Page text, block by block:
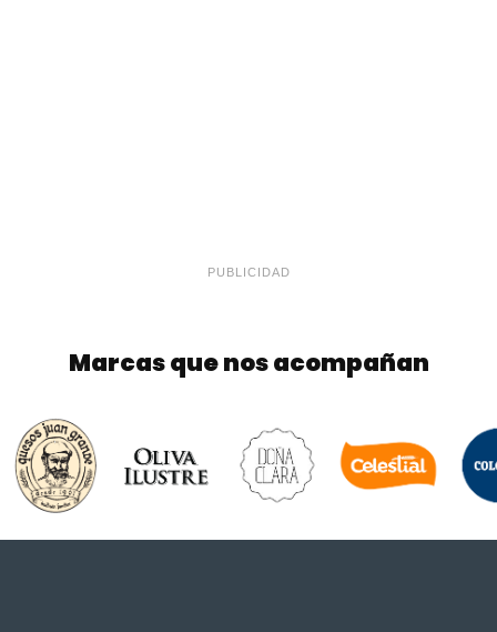
PUBLICIDAD
Marcas que nos acompañan